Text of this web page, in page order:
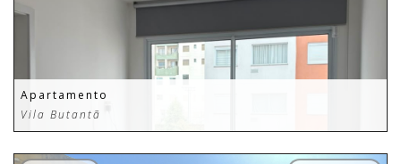
Apartamento
Vila Butantã